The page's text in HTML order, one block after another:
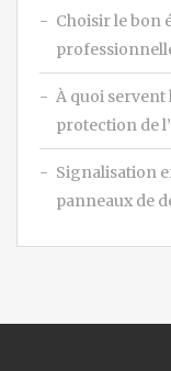
Choisir le bon
À quoi servent
protection de
Signalisation
panneaux de